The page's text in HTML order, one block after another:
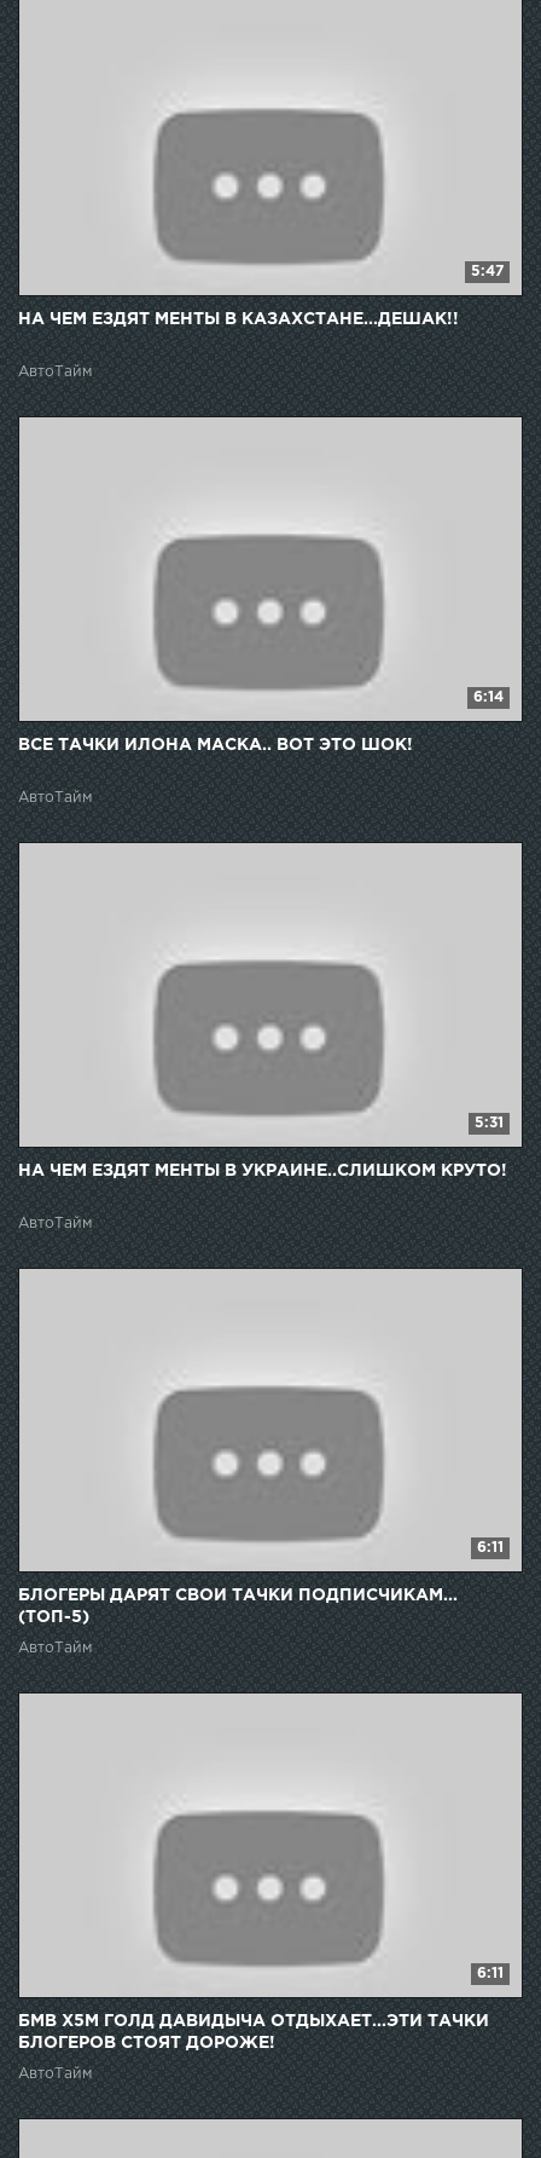
5:47
НА ЧЕМ ЕЗДЯТ МЕНТЫ В КАЗАХСТАНЕ...ДЕШАК!!
АвтоТайм
6:14
ВСЕ ТАЧКИ ИЛОНА МАСКА.. ВОТ ЭТО ШОК!
АвтоТайм
5:31
НА ЧЕМ ЕЗДЯТ МЕНТЫ В УКРАИНЕ..СЛИШКОМ КРУТО!
АвтоТайм
6:11
БЛОГЕРЫ ДАРЯТ СВОИ ТАЧКИ ПОДПИСЧИКАМ...
(ТОП-5)
АвтоТайм
6:11
БМВ Х5М ГОЛД ДАВИДЫЧА ОТДЫХАЕТ...ЭТИ ТАЧКИ
БЛОГЕРОВ СТОЯТ ДОРОЖЕ!
АвтоТайм